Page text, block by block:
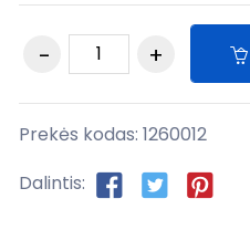
Prekės kodas: 1260012
Dalintis: